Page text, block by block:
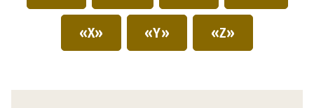
«X» «Y» «Z»